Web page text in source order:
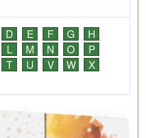
D E F G
H
L M N O
P
T U V W
X